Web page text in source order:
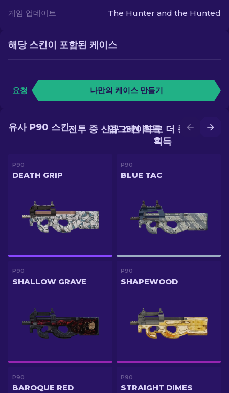
게임 업데이트
The Hunter and the Hunted
해당 스킨이 포함된 케이스
요청 나만의 케이스 만들기
업그레이드로 더 좋은 스킨
획득
전투 중 신규 스킨 획득
유사 P90 스킨
P90
DEATH GRIP
P90
BLUE TAC
P90
SHALLOW GRAVE
P90
SHAPEWOOD
P90
BAROQUE RED
P90
STRAIGHT DIMES